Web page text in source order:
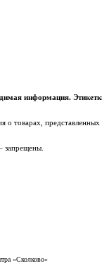
информация.
товарах,
запрещены.
«Сколково»